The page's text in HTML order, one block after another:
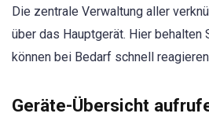
Die zentrale Verwaltung aller
über das Hauptgerät. Hier behalten
können bei Bedarf schnell
Geräte-Übersicht